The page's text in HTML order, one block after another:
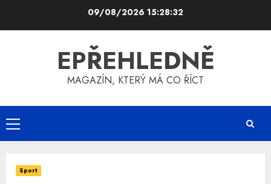
09/08/2026 15:28:32
EPŘEHLEDNĚ
MAGAZÍN, KTERÝ MÁ CO ŘÍCT
Primary
Menu
Sport